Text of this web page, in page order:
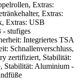
Extras:
Extras:
Extras: USB
- stufiges
Integriertes TSA
Schnallenverschluss,
zertifiziert, Stabilität:
Stabilität: Aluminium -